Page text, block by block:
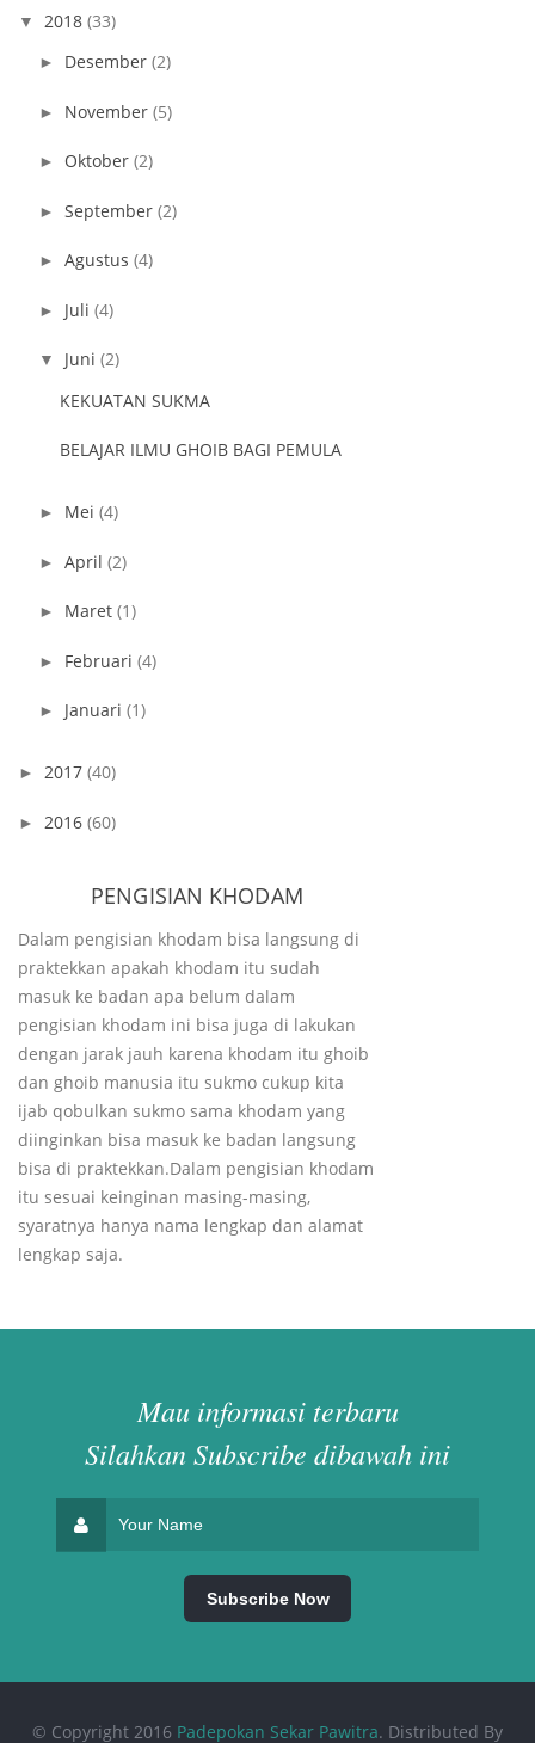
▼ 2018 (33)
► Desember (2)
► November (5)
► Oktober (2)
► September (2)
► Agustus (4)
► Juli (4)
▼ Juni (2)
KEKUATAN SUKMA
BELAJAR ILMU GHOIB BAGI PEMULA
► Mei (4)
► April (2)
► Maret (1)
► Februari (4)
► Januari (1)
► 2017 (40)
► 2016 (60)
PENGISIAN KHODAM
Dalam pengisian khodam bisa langsung di
praktekkan apakah khodam itu sudah
masuk ke badan apa belum dalam
pengisian khodam ini bisa juga di lakukan
dengan jarak jauh karena khodam itu ghoib
dan ghoib manusia itu sukmo cukup kita
ijab qobulkan sukmo sama khodam yang
diinginkan bisa masuk ke badan langsung
bisa di praktekkan.Dalam pengisian khodam
itu sesuai keinginan masing-masing,
syaratnya hanya nama lengkap dan alamat
lengkap saja.
Mau informasi terbaru
Silahkan Subscribe dibawah ini
© Copyright 2016 Padepokan Sekar Pawitra. Distributed By